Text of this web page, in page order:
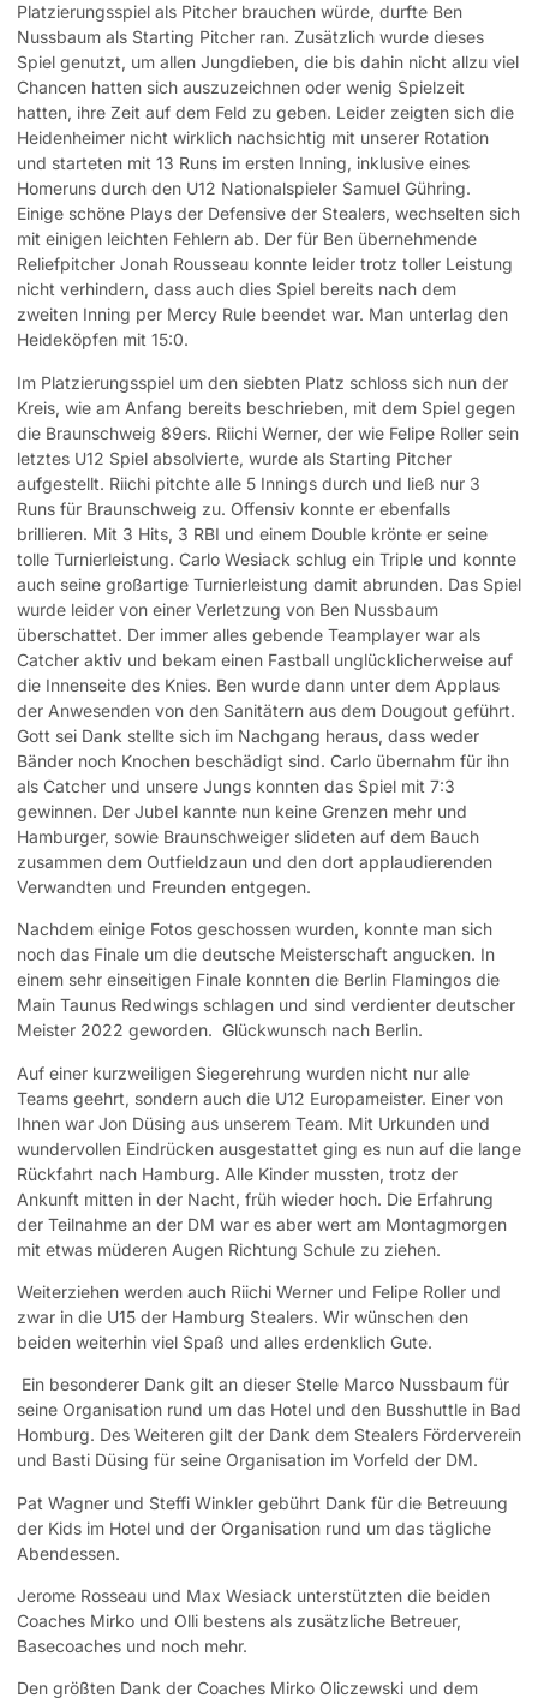
Platzierungsspiel als Pitcher brauchen würde, durfte Ben
Nussbaum als Starting Pitcher ran. Zusätzlich wurde dieses
Spiel genutzt, um allen Jungdieben, die bis dahin nicht allzu viel
Chancen hatten sich auszuzeichnen oder wenig Spielzeit
hatten, ihre Zeit auf dem Feld zu geben. Leider zeigten sich die
Heidenheimer nicht wirklich nachsichtig mit unserer Rotation
und starteten mit 13 Runs im ersten Inning, inklusive eines
Homeruns durch den U12 Nationalspieler Samuel Gühring.
Einige schöne Plays der Defensive der Stealers, wechselten sich
mit einigen leichten Fehlern ab. Der für Ben übernehmende
Reliefpitcher Jonah Rousseau konnte leider trotz toller Leistung
nicht verhindern, dass auch dies Spiel bereits nach dem
zweiten Inning per Mercy Rule beendet war. Man unterlag den
Heideköpfen mit 15:0.
Im Platzierungsspiel um den siebten Platz schloss sich nun der
Kreis, wie am Anfang bereits beschrieben, mit dem Spiel gegen
die Braunschweig 89ers. Riichi Werner, der wie Felipe Roller sein
letztes U12 Spiel absolvierte, wurde als Starting Pitcher
aufgestellt. Riichi pitchte alle 5 Innings durch und ließ nur 3
Runs für Braunschweig zu. Offensiv konnte er ebenfalls
brillieren. Mit 3 Hits, 3 RBI und einem Double krönte er seine
tolle Turnierleistung. Carlo Wesiack schlug ein Triple und konnte
auch seine großartige Turnierleistung damit abrunden. Das Spiel
wurde leider von einer Verletzung von Ben Nussbaum
überschattet. Der immer alles gebende Teamplayer war als
Catcher aktiv und bekam einen Fastball unglücklicherweise auf
die Innenseite des Knies. Ben wurde dann unter dem Applaus
der Anwesenden von den Sanitätern aus dem Dougout geführt.
Gott sei Dank stellte sich im Nachgang heraus, dass weder
Bänder noch Knochen beschädigt sind. Carlo übernahm für ihn
als Catcher und unsere Jungs konnten das Spiel mit 7:3
gewinnen. Der Jubel kannte nun keine Grenzen mehr und
Hamburger, sowie Braunschweiger slideten auf dem Bauch
zusammen dem Outfieldzaun und den dort applaudierenden
Verwandten und Freunden entgegen.
Nachdem einige Fotos geschossen wurden, konnte man sich
noch das Finale um die deutsche Meisterschaft angucken. In
einem sehr einseitigen Finale konnten die Berlin Flamingos die
Main Taunus Redwings schlagen und sind verdienter deutscher
Meister 2022 geworden. Glückwunsch nach Berlin.
Auf einer kurzweiligen Siegerehrung wurden nicht nur alle
Teams geehrt, sondern auch die U12 Europameister. Einer von
Ihnen war Jon Düsing aus unserem Team. Mit Urkunden und
wundervollen Eindrücken ausgestattet ging es nun auf die lange
Rückfahrt nach Hamburg. Alle Kinder mussten, trotz der
Ankunft mitten in der Nacht, früh wieder hoch. Die Erfahrung
der Teilnahme an der DM war es aber wert am Montagmorgen
mit etwas müderen Augen Richtung Schule zu ziehen.
Weiterziehen werden auch Riichi Werner und Felipe Roller und
zwar in die U15 der Hamburg Stealers. Wir wünschen den
beiden weiterhin viel Spaß und alles erdenklich Gute.
Ein besonderer Dank gilt an dieser Stelle Marco Nussbaum für
seine Organisation rund um das Hotel und den Busshuttle in Bad
Homburg. Des Weiteren gilt der Dank dem Stealers Förderverein
und Basti Düsing für seine Organisation im Vorfeld der DM.
Pat Wagner und Steffi Winkler gebührt Dank für die Betreuung
der Kids im Hotel und der Organisation rund um das tägliche
Abendessen.
Jerome Rosseau und Max Wesiack unterstützten die beiden
Coaches Mirko und Olli bestens als zusätzliche Betreuer,
Basecoaches und noch mehr.
Den größten Dank der Coaches Mirko Oliczewski und dem